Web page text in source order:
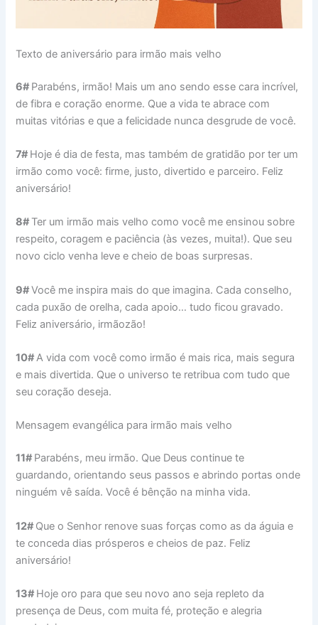
Texto de aniversário para irmão mais velho
6#Parabéns, irmão! Mais um ano sendo esse cara incrível,
de fibra e coração enorme. Que a vida te abrace com
muitas vitórias e que a felicidade nunca desgrude de você.
7#Hoje é dia de festa, mas também de gratidão por ter um
irmão como você: firme, justo, divertido e parceiro. Feliz
aniversário!
8#Ter um irmão mais velho como você me ensinou sobre
respeito, coragem e paciência (às vezes, muita!). Que seu
novo ciclo venha leve e cheio de boas surpresas.
9#Você me inspira mais do que imagina. Cada conselho,
cada puxão de orelha, cada apoio… tudo ficou gravado.
Feliz aniversário, irmãozão!
10#A vida com você como irmão é mais rica, mais segura
e mais divertida. Que o universo te retribua com tudo que
seu coração deseja.
Mensagem evangélica para irmão mais velho
11#Parabéns, meu irmão. Que Deus continue te
guardando, orientando seus passos e abrindo portas onde
ninguém vê saída. Você é bênção na minha vida.
12#Que o Senhor renove suas forças como as da águia e
te conceda dias prósperos e cheios de paz. Feliz
aniversário!
13#Hoje oro para que seu novo ano seja repleto da
presença de Deus, com muita fé, proteção e alegria